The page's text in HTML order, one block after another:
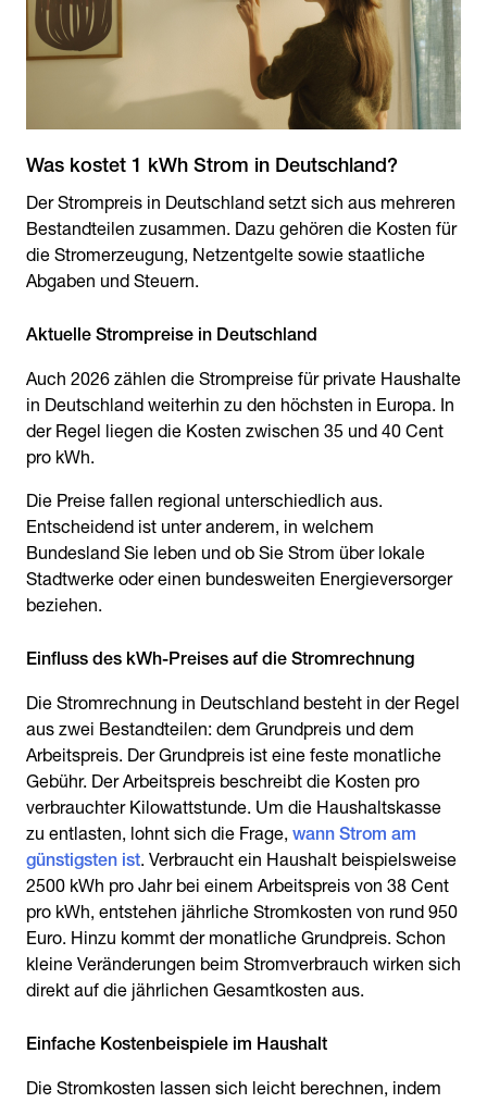
Der Strompreis in Deutschland setzt sich aus mehreren
Bestandteilen zusammen. Dazu gehören die Kosten für
die Stromerzeugung, Netzentgelte sowie staatliche
Abgaben und Steuern.
Auch 2026 zählen die Strompreise für private Haushalte
in Deutschland weiterhin zu den höchsten in Europa. In
der Regel liegen die Kosten zwischen 35 und 40 Cent
pro kWh.
Die Preise fallen regional unterschiedlich aus.
Entscheidend ist unter anderem, in welchem
Bundesland Sie leben und ob Sie Strom über lokale
Stadtwerke oder einen bundesweiten Energieversorger
beziehen.
Die Stromrechnung in Deutschland besteht in der Regel
aus zwei Bestandteilen: dem Grundpreis und dem
Arbeitspreis. Der Grundpreis ist eine feste monatliche
Gebühr. Der Arbeitspreis beschreibt die Kosten pro
verbrauchter Kilowattstunde. Um die Haushaltskasse
zu entlasten, lohnt sich die Frage, wann Strom am
günstigsten ist. Verbraucht ein Haushalt beispielsweise
2500 kWh pro Jahr bei einem Arbeitspreis von 38 Cent
pro kWh, entstehen jährliche Stromkosten von rund 950
Euro. Hinzu kommt der monatliche Grundpreis. Schon
kleine Veränderungen beim Stromverbrauch wirken sich
direkt auf die jährlichen Gesamtkosten aus.
Die Stromkosten lassen sich leicht berechnen, indem